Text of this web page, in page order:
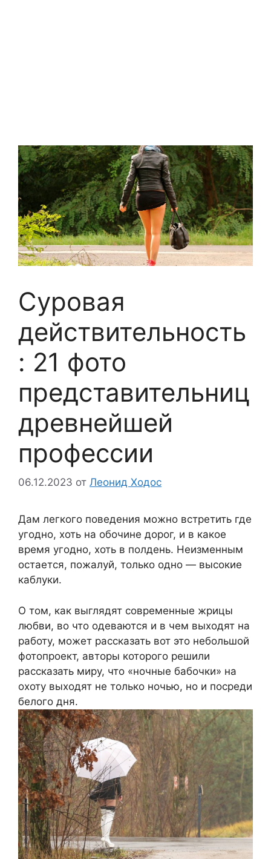
Суровая
действительность
: 21 фото
представительниц
древнейшей
профессии
06.12.2023 от Леонид Ходос
Дам легкого поведения можно встретить где
угодно, хоть на обочине дорог, и в какое
время угодно, хоть в полдень. Неизменным
остается, пожалуй, только одно — высокие
каблуки.
О том, как выглядят современные жрицы
любви, во что одеваются и в чем выходят на
работу, может рассказать вот это небольшой
фотопроект, авторы которого решили
рассказать миру, что «ночные бабочки» на
охоту выходят не только ночью, но и посреди
белого дня.